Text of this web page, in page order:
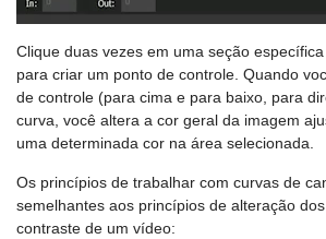
Clique duas vezes em uma seção
para criar um ponto de controle. Quando
de controle (para cima e para baixo, para
curva, você altera a cor geral da imagem
uma determinada cor na área selecionada.
Os princípios de trabalhar com curvas de
semelhantes aos princípios de alteração
contraste de um vídeo: